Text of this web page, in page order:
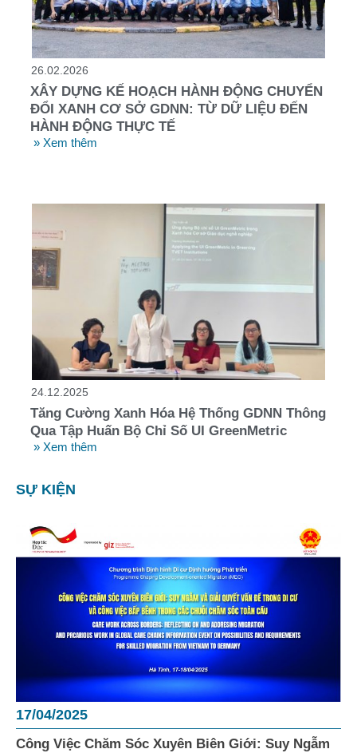
26.02.2026
XÂY DỰNG KẾ HOẠCH HÀNH ĐỘNG CHUYỂN
ĐỔI XANH CƠ SỞ GDNN: TỪ DỮ LIỆU ĐẾN
HÀNH ĐỘNG THỰC TẾ
» Xem thêm
24.12.2025
Tăng Cường Xanh Hóa Hệ Thống GDNN Thông
Qua Tập Huấn Bộ Chỉ Số UI GreenMetric
» Xem thêm
SỰ KIỆN
17/04/2025
Công Việc Chăm Sóc Xuyên Biên Giới: Suy Ngẫm